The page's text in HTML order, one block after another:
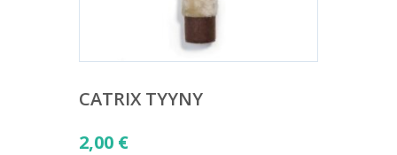
CATRIX TYYNY
2,00 €